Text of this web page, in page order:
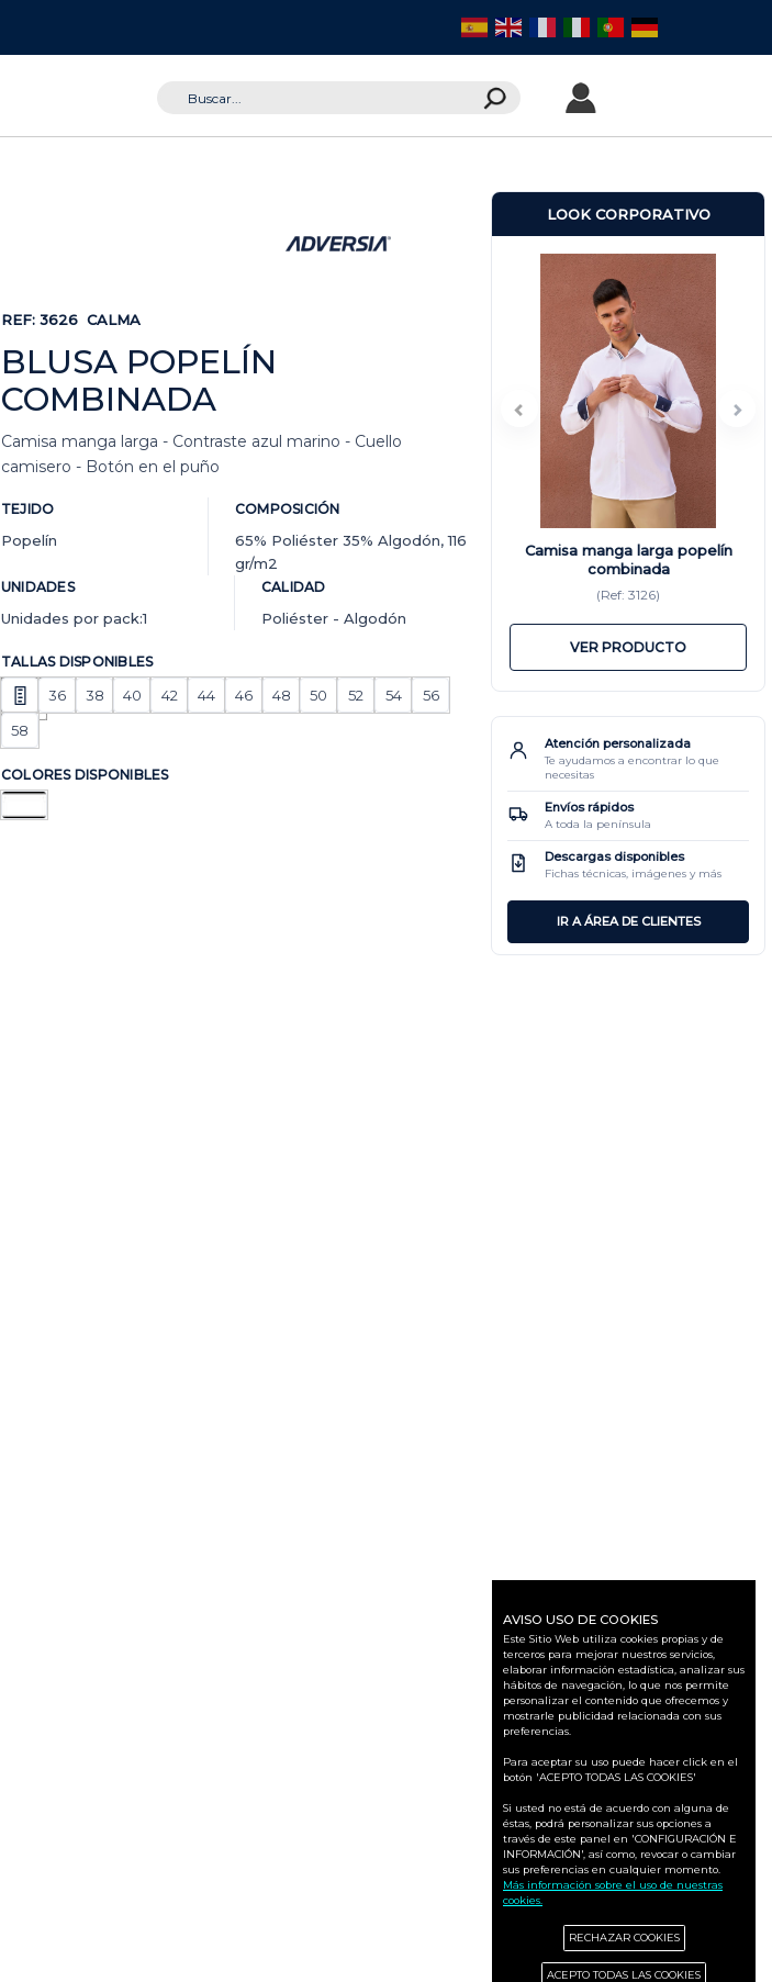
REF: 3626 CALMA
BLUSA POPELÍN
COMBINADA
Camisa manga larga - Contraste azul marino - Cuello
camisero - Botón en el puño
TEJIDO
Popelín
COMPOSICIÓN
65% Poliéster 35% Algodón, 116
gr/m2
UNIDADES
Unidades por pack:1
CALIDAD
Poliéster - Algodón
TALLAS DISPONIBLES
36 38 40 42 44 46 48 50 52 54
56
58
COLORES DISPONIBLES
LOOK CORPORATIVO
Camisa manga larga popelín
combinada
(Ref: 3126)
VER PRODUCTO
Atención personalizada
Te ayudamos a encontrar lo que
necesitas
Envíos rápidos
A toda la península
Descargas disponibles
Fichas técnicas, imágenes y más
IR A ÁREA DE CLIENTES
AVISO USO DE COOKIES
Este Sitio Web utiliza cookies propias y de
terceros para mejorar nuestros servicios,
elaborar información estadística, analizar sus
hábitos de navegación, lo que nos permite
personalizar el contenido que ofrecemos y
mostrarle publicidad relacionada con sus
preferencias.
Para aceptar su uso puede hacer click en el
botón 'ACEPTO TODAS LAS COOKIES'
Si usted no está de acuerdo con alguna de
éstas, podrá personalizar sus opciones a
través de este panel en 'CONFIGURACIÓN E
INFORMACIÓN', así como, revocar o cambiar
sus preferencias en cualquier momento.
Más información sobre el uso de nuestras
cookies.
RECHAZAR COOKIES
ACEPTO TODAS LAS COOKIES